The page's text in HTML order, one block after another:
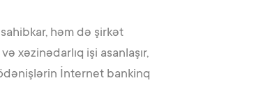
həm də şirkət
xəzinədarlıq işi asanlaşır,
İnternet bankinq